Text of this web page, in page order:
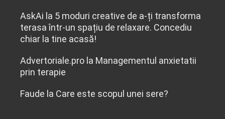
AskAi la 5 moduri creative de a-ți transforma
terasa într-un spațiu de relaxare. Concediu
chiar la tine acasă!
Advertoriale.pro la Managementul anxietatii
prin terapie
Faude la Care este scopul unei sere?